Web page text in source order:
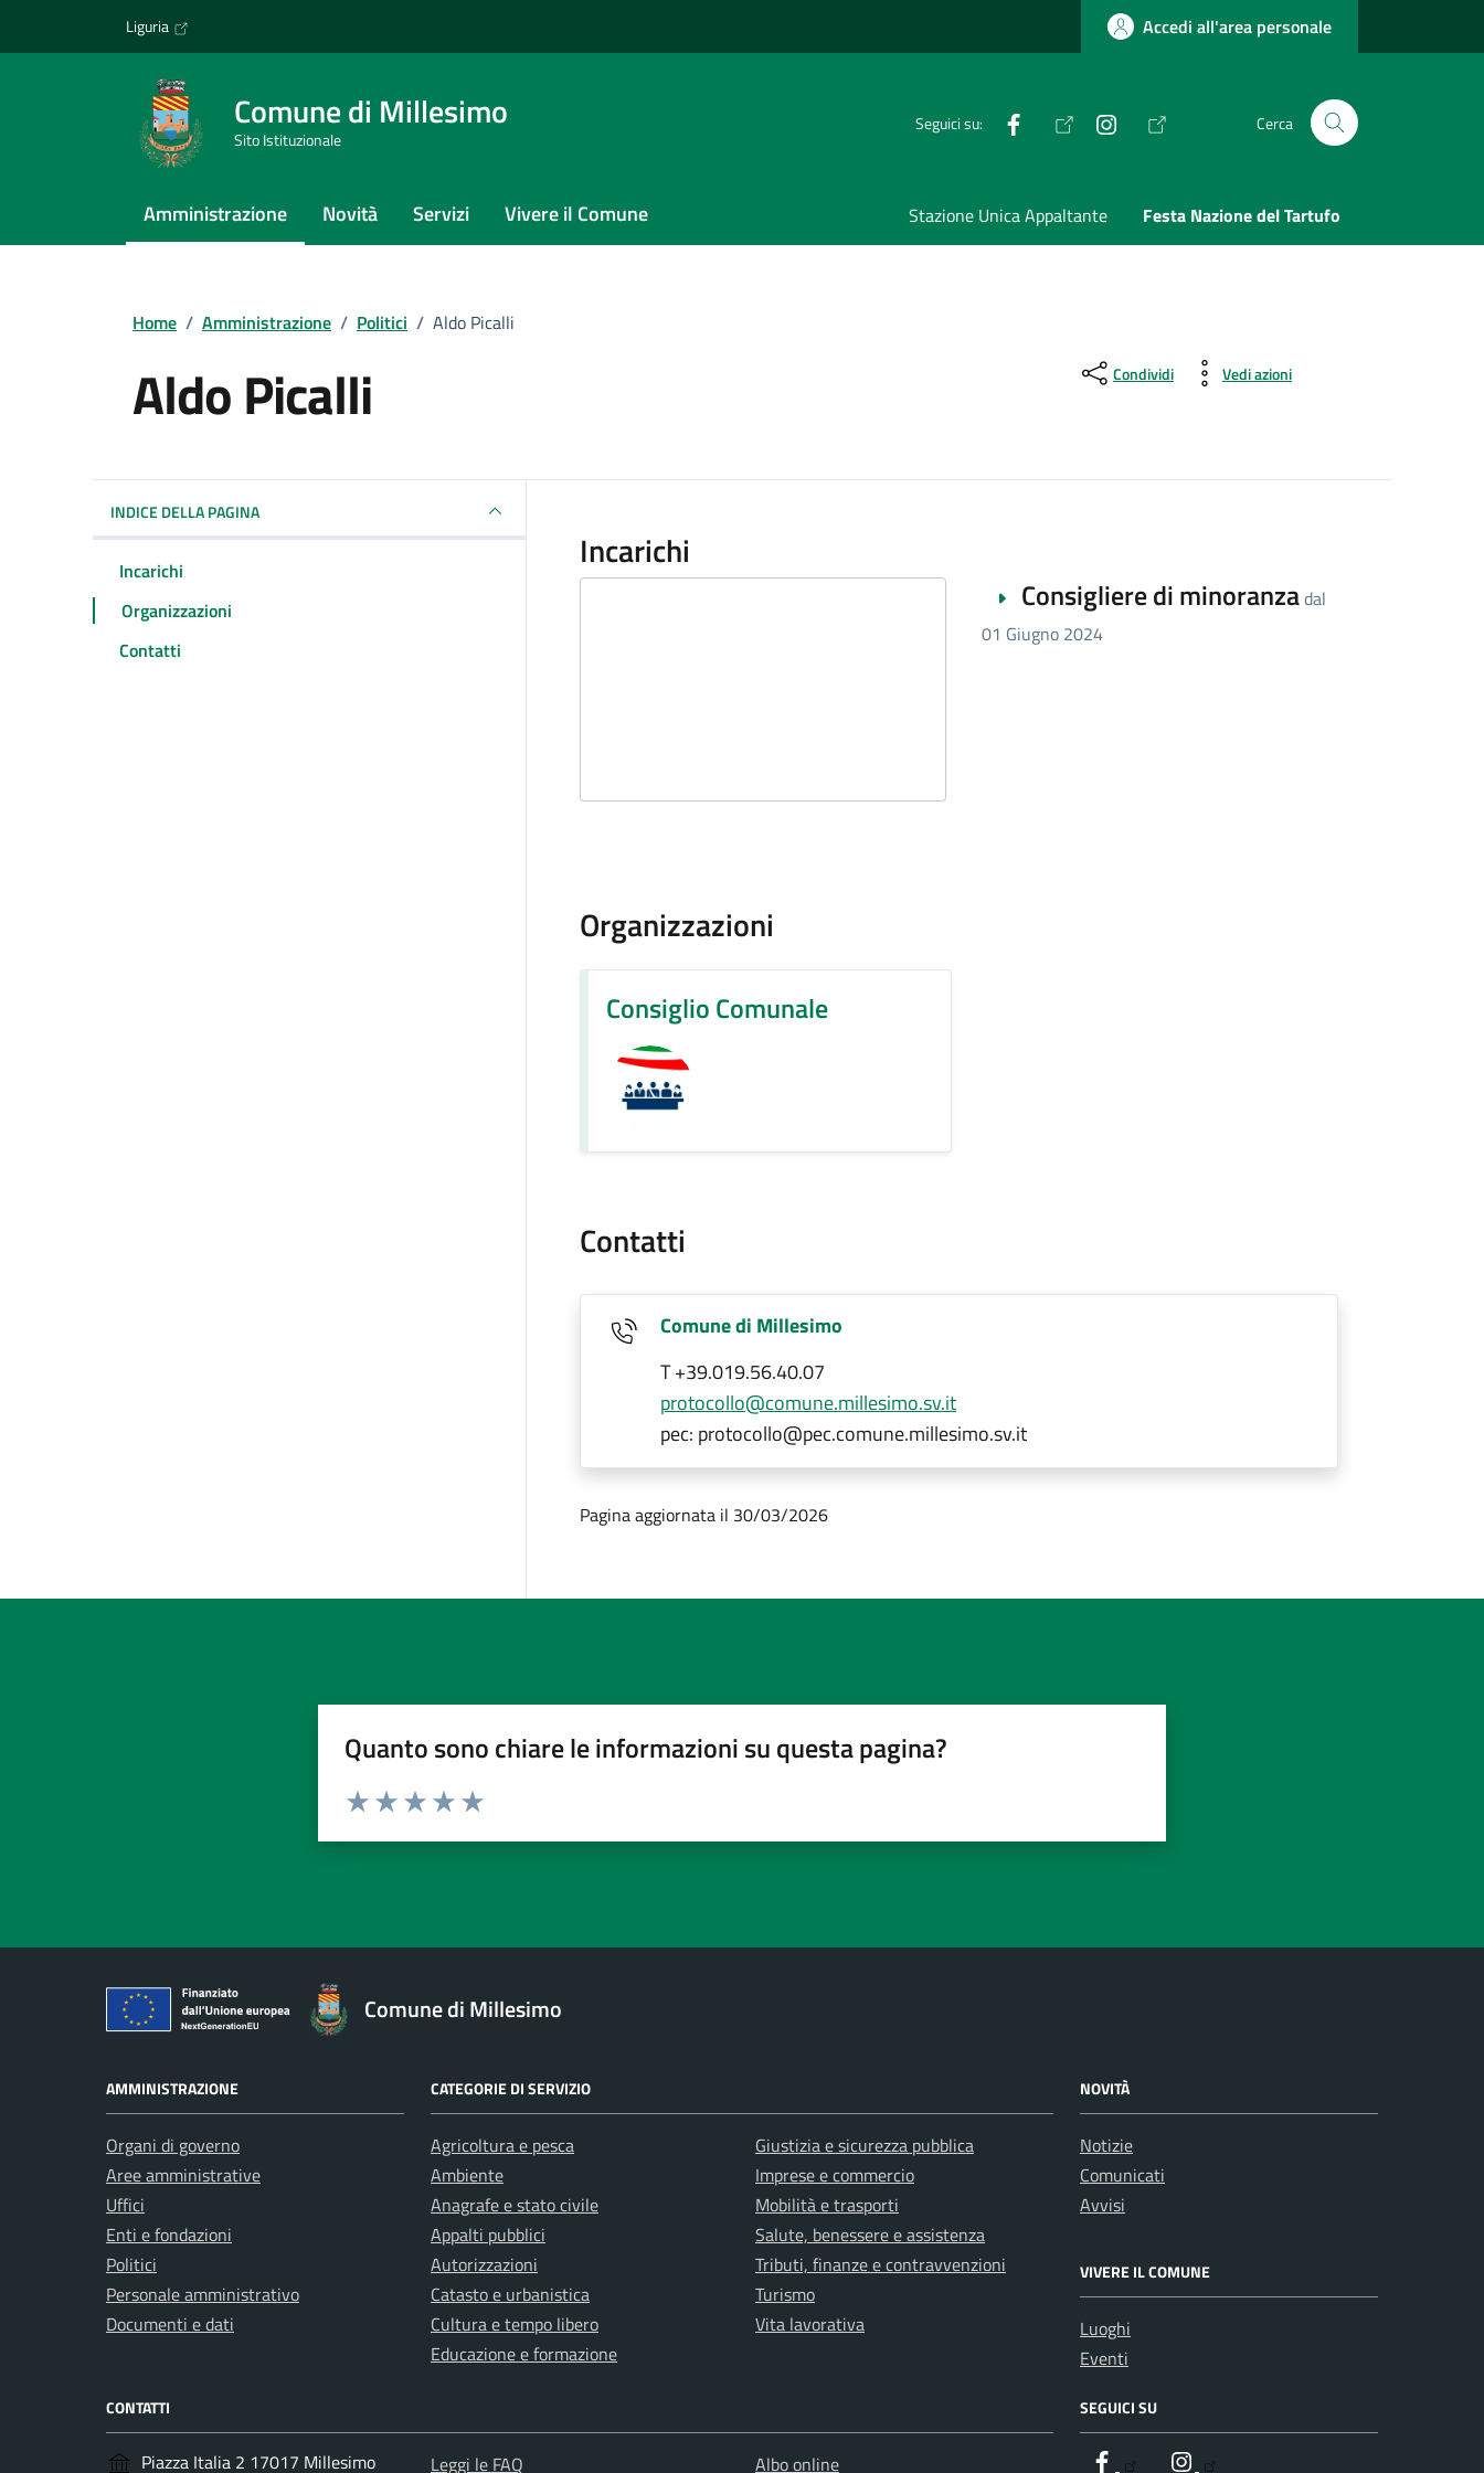
Liguria Accedi all'area personale
Comune di Millesimo
Sito Istituzionale
Seguici su: Facebook Instagram Cerca
Amministrazione Novità Servizi Vivere il Comune Stazione Unica Appaltante Festa Nazione del Tartufo
Home / Amministrazione / Politici / Aldo Picalli
Aldo Picalli Condividi Vedi azioni
INDICE DELLA PAGINA
Incarichi
Organizzazioni
Contatti
Incarichi
Consigliere di minoranzadal
01 Giugno 2024
Organizzazioni
Consiglio Comunale
Contatti
Comune di Millesimo
T +39.019.56.40.07
protocollo@comune.millesimo.sv.it
pec: protocollo@pec.comune.millesimo.sv.it
Pagina aggiornata il 30/03/2026
Quanto sono chiare le informazioni su questa pagina?
Valuta da 1 a 5 stelle la pagina
Comune di Millesimo
AMMINISTRAZIONE
Organi di governo
Aree amministrative
Uffici
Enti e fondazioni
Politici
Personale amministrativo
Documenti e dati
CATEGORIE DI SERVIZIO
Agricoltura e pesca
Ambiente
Anagrafe e stato civile
Appalti pubblici
Autorizzazioni
Catasto e urbanistica
Cultura e tempo libero
Educazione e formazione
Giustizia e sicurezza pubblica
Imprese e commercio
Mobilità e trasporti
Salute, benessere e assistenza
Tributi, finanze e contravvenzioni
Turismo
Vita lavorativa
NOVITÀ
Notizie
Comunicati
Avvisi
VIVERE IL COMUNE
Luoghi
Eventi
CONTATTI
Piazza Italia 2 17017 Millesimo Leggi le FAQ Albo online
SEGUICI SU
Facebook Instagram